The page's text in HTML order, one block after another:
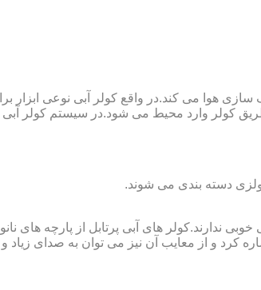
هوا می کند.در واقع کولر آبی نوعی
کولر وارد محیط می شود.در سیستم کولر آبی
دسته بندی می شوند.
۲۰ مربع به کار می رود که کانال کشی خوبی ندارند.کولر های
و از معایب آن نیز می توان به صدای زیاد و